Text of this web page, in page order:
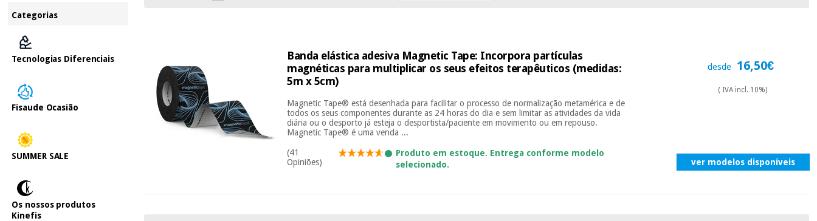
Categorias
Tecnologias Diferenciais
Fisaude Ocasião
SUMMER SALE
Os nossos produtos
Kinefis
Banda elástica adesiva Magnetic Tape: Incorpora partículas
magnéticas para multiplicar os seus efeitos terapêuticos (medidas:
5m x 5cm)
Magnetic Tape® está desenhada para facilitar o processo de normalização metamérica e de
todos os seus componentes durante as 24 horas do dia e sem limitar as atividades da vida
diária ou o desporto já esteja o desportista/paciente em movimento ou em repouso.
Magnetic Tape® é uma venda ...
(41
Opiniões)
Produto em estoque. Entrega conforme modelo
selecionado.
desde 16,50€
( IVA incl. 10%)
ver modelos disponíveis